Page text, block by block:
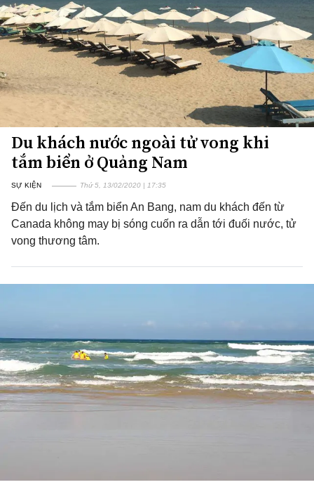
Du khách nước ngoài tử vong khi
tắm biển ở Quảng Nam
SỰ KIỆN Thứ 5, 13/02/2020 | 17:35
Đến du lịch và tắm biển An Bang, nam du khách đến từ
Canada không may bị sóng cuốn ra dẫn tới đuối nước, tử
vong thương tâm.